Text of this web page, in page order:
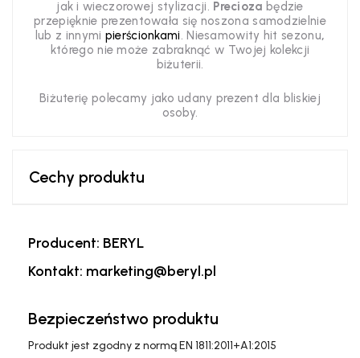
jak i wieczorowej stylizacji. Precioza będzie
przepięknie prezentowała się noszona samodzielnie
lub z innymi pierścionkami. Niesamowity hit sezonu,
któregonie może zabraknąć w Twojej kolekcji
biżuterii.
Biżuterię polecamy jako udany prezent dla bliskiej
osoby.
Cechy produktu
Producent: BERYL
Kontakt: marketing@beryl.pl
Bezpieczeństwo produktu
Produkt jest zgodny z normą EN 1811:2011+A1:2015